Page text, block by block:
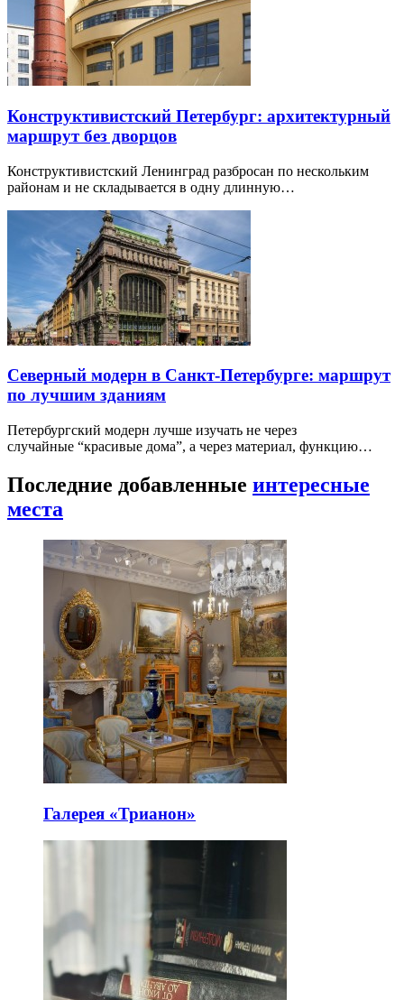
Конструктивистский Петербург: архитектурный
маршрут без дворцов
Конструктивистский Ленинград разбросан по нескольким
районам и не складывается в одну длинную…
Северный модерн в Санкт-Петербурге: маршрут
по лучшим зданиям
Петербургский модерн лучше изучать не через
случайные “красивые дома”, а через материал, функцию…
Последние добавленные интересные
места
Галерея «Трианон»